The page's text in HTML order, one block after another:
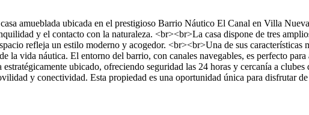
amueblada ubicada en el prestigioso Barrio Náutico El Canal en Villa
y el contacto con la naturaleza. <br><br>La casa dispone de tres
refleja un estilo moderno y acogedor. <br><br>Una de sus características
la vida náutica. El entorno del barrio, con canales navegables, es perfecto
ubicado, ofreciendo seguridad las 24 horas y cercanía a
y conectividad. Esta propiedad es una oportunidad única para disfrutar